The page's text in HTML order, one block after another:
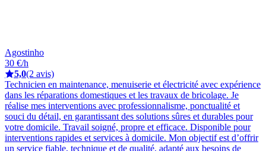
Agostinho
30 €/h
5,0(2 avis)
Technicien en maintenance, menuiserie et électricité avec expérience
dans les réparations domestiques et les travaux de bricolage. Je
réalise mes interventions avec professionnalisme, ponctualité et
souci du détail, en garantissant des solutions sûres et durables pour
votre domicile. Travail soigné, propre et efficace. Disponible pour
interventions rapides et services à domicile. Mon objectif est d’offrir
un service fiable, technique et de qualité, adapté aux besoins de